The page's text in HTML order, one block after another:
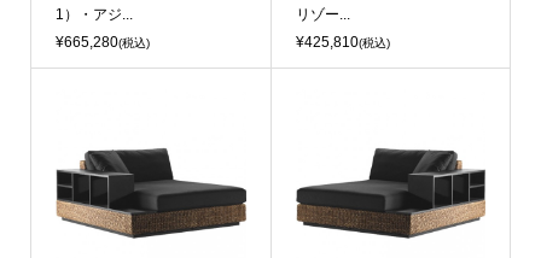
1）・アジ...
¥665,280(税込)
リゾー...
¥425,810(税込)